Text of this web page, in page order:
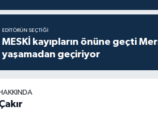
EDITÖRÜN SEÇTIĞI
MESKİ kayıpların önüne geçti
yaşamadan geçiriyor